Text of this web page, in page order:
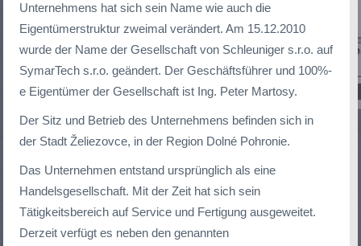
Unternehmens hat sich sein Name wie auch die
Eigentümerstruktur zweimal verändert. Am 15.12.2010
wurde der Name der Gesellschaft von Schleuniger s.r.o. auf
SymarTech s.r.o. geändert. Der Geschäftsführer und 100%-
e Eigentümer der Gesellschaft ist Ing. Peter Martosy.
Der Sitz und Betrieb des Unternehmens befinden sich in
der Stadt Želiezovce, in der Region Dolné Pohronie.
Das Unternehmen entstand ursprünglich als eine
Handelsgesellschaft. Mit der Zeit hat sich sein
Tätigkeitsbereich auf Service und Fertigung ausgeweitet.
Derzeit verfügt es neben den genannten